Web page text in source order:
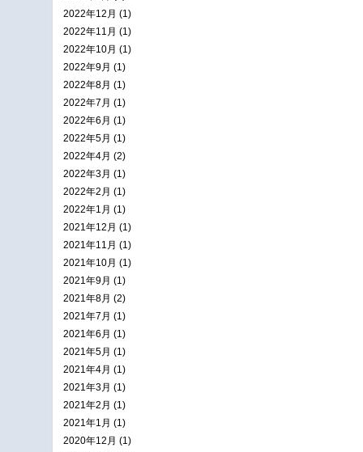
2022年12月 (1)
2022年11月 (1)
2022年10月 (1)
2022年9月 (1)
2022年8月 (1)
2022年7月 (1)
2022年6月 (1)
2022年5月 (1)
2022年4月 (2)
2022年3月 (1)
2022年2月 (1)
2022年1月 (1)
2021年12月 (1)
2021年11月 (1)
2021年10月 (1)
2021年9月 (1)
2021年8月 (2)
2021年7月 (1)
2021年6月 (1)
2021年5月 (1)
2021年4月 (1)
2021年3月 (1)
2021年2月 (1)
2021年1月 (1)
2020年12月 (1)